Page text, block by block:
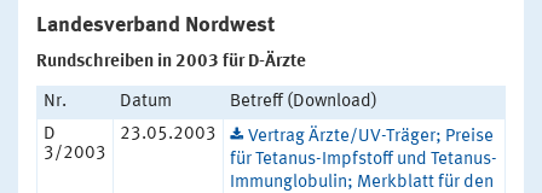
Landesverband Nordwest
Rundschreiben in 2003 für D-Ärzte
Nr. Datum
Betreff (Download)
D
3/2003
23.05.2003
Vertrag Ärzte/UV-Träger; Preise
für Tetanus-Impfstoff und Tetanus-
Immunglobulin; Merkblatt für den